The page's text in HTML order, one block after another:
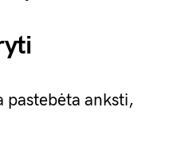
pastebėta anksti,